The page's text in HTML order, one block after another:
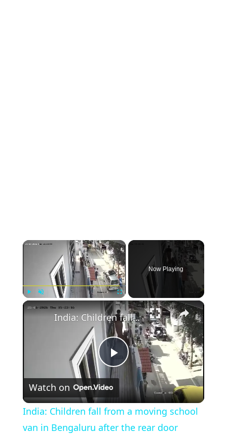
×
Play Unmute Fullscreen
Now Playing
×
Play
Video
India: Children fall from a moving school van in Bengaluru after the rear door opens.
Watch on
India: Children fall from a moving school
van in Bengaluru after the rear door